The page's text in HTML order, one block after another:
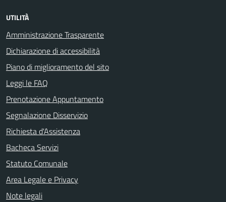
UTILITÀ
Amministrazione Trasparente
Dichiarazione di accessibilità
Piano di miglioramento del sito
Leggi le FAQ
Prenotazione Appuntamento
Segnalazione Disservizio
Richiesta d'Assistenza
Bacheca Servizi
Statuto Comunale
Area Legale e Privacy
Note legali